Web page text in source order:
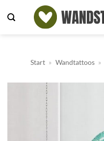
Inhalt
Start » Wandtattoos »